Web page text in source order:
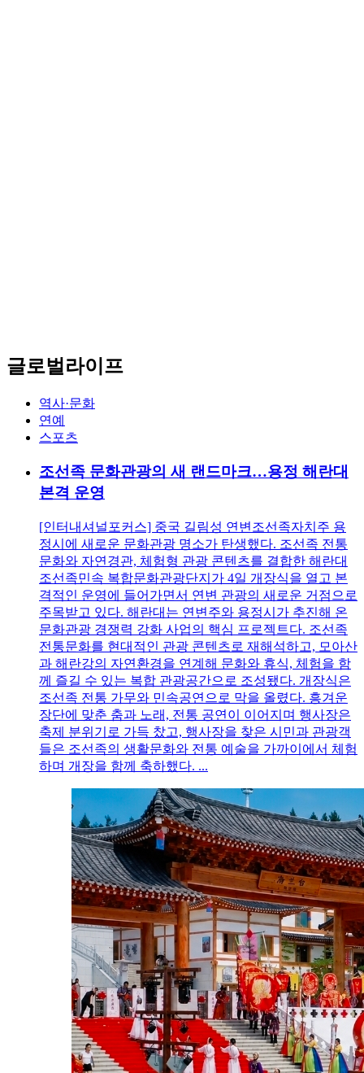
글로벌라이프
역사·문화
연예
스포츠
조선족 문화관광의 새 랜드마크…용정 해란대
본격 운영
[인터내셔널포커스] 중국 길림성 연변조선족자치주 용
정시에 새로운 문화관광 명소가 탄생했다. 조선족 전통
문화와 자연경관, 체험형 관광 콘텐츠를 결합한 해란대
조선족민속 복합문화관광단지가 4일 개장식을 열고 본
격적인 운영에 들어가면서 연변 관광의 새로운 거점으로
주목받고 있다. 해란대는 연변주와 용정시가 추진해 온
문화관광 경쟁력 강화 사업의 핵심 프로젝트다. 조선족
전통문화를 현대적인 관광 콘텐츠로 재해석하고, 모아산
과 해란강의 자연환경을 연계해 문화와 휴식, 체험을 함
께 즐길 수 있는 복합 관광공간으로 조성됐다. 개장식은
조선족 전통 가무와 민속공연으로 막을 올렸다. 흥겨운
장단에 맞춘 춤과 노래, 전통 공연이 이어지며 행사장은
축제 분위기로 가득 찼고, 행사장을 찾은 시민과 관광객
들은 조선족의 생활문화와 전통 예술을 가까이에서 체험
하며 개장을 함께 축하했다. ...